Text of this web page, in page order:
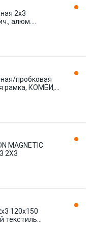
2х3
алюм.
пробковая
рамка, КОМБИ,
642460 2X3
MAGNETIC
2X3
120x150
текстиль